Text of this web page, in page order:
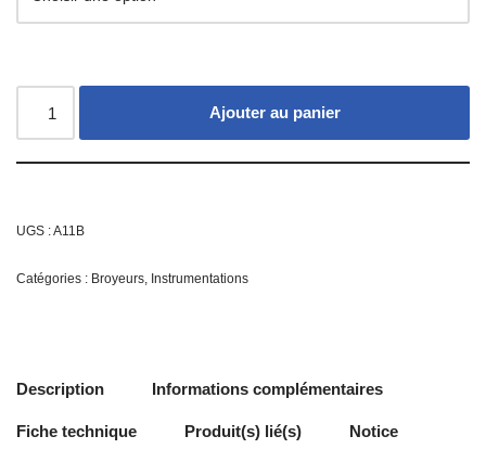
Ajouter au panier
UGS :A11B
Catégories : Broyeurs, Instrumentations
Description Informations complémentaires
Fiche technique Produit(s) lié(s) Notice